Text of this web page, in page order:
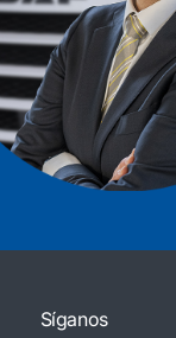
Síganos